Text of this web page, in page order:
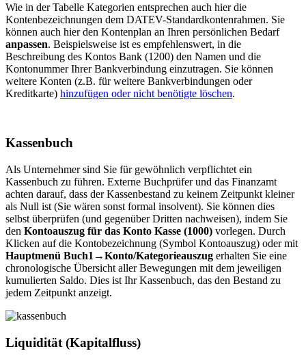
Wie in der Tabelle Kategorien entsprechen auch hier die
Kontenbezeichnungen dem DATEV-Standardkontenrahmen. Sie
können auch hier den Kontenplan an Ihren persönlichen Bedarf
anpassen. Beispielsweise ist es empfehlenswert, in die
Beschreibung des Kontos Bank (1200) den Namen und die
Kontonummer Ihrer Bankverbindung einzutragen. Sie können
weitere Konten (z.B. für weitere Bankverbindungen oder
Kreditkarte) hinzufügen oder nicht benötigte löschen.
Kassenbuch
Als Unternehmer sind Sie für gewöhnlich verpflichtet ein
Kassenbuch zu führen. Externe Buchprüfer und das Finanzamt
achten darauf, dass der Kassenbestand zu keinem Zeitpunkt kleiner
als Null ist (Sie wären sonst formal insolvent). Sie können dies
selbst überprüfen (und gegenüber Dritten nachweisen), indem Sie
den Kontoauszug für das Konto Kasse (1000) vorlegen. Durch
Klicken auf die Kontobezeichnung (Symbol Kontoauszug) oder mit
Hauptmenü Buch1→Konto/Kategorieauszug erhalten Sie eine
chronologische Übersicht aller Bewegungen mit dem jeweiligen
kumulierten Saldo. Dies ist Ihr Kassenbuch, das den Bestand zu
jedem Zeitpunkt anzeigt.
Liquidität (Kapitalfluss)